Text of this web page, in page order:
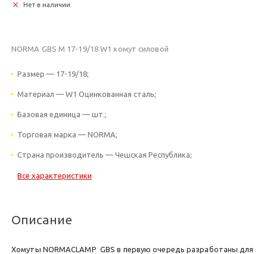
Нет в наличии
NORMA GBS M 17-19/18 W1 хомут силовой
Размер — 17-19/18;
Материал — W1 Оцинкованная сталь;
Базовая единица — шт.;
Торговая марка — NORMA;
Страна производитель — Чешская Республика;
Все характеристики
Описание
Хомуты NORMACLAMP GBS в первую очередь разработаны для